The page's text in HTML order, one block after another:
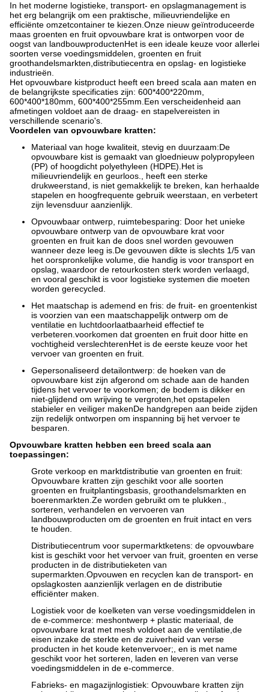
In het moderne logistieke, transport- en opslagmanagement is
het erg belangrijk om een praktische, milieuvriendelijke en
efficiënte omzetcontainer te kiezen.Onze nieuw geïntroduceerde
maas groenten en fruit opvouwbare krat is ontworpen voor de
oogst van landbouwproductenHet is een ideale keuze voor allerlei
soorten verse voedingsmiddelen, groenten en fruit
groothandelsmarkten,distributiecentra en opslag- en logistieke
industrieën.
Het opvouwbare kistproduct heeft een breed scala aan maten en
de belangrijkste specificaties zijn: 600*400*220mm,
600*400*180mm, 600*400*255mm.Een verscheidenheid aan
afmetingen voldoet aan de draag- en stapelvereisten in
verschillende scenario's.
Voordelen van opvouwbare kratten:
Materiaal van hoge kwaliteit, stevig en duurzaam:De
opvouwbare kist is gemaakt van gloednieuw polypropyleen
(PP) of hoogdicht polyethyleen (HDPE).Het is
milieuvriendelijk en geurloos., heeft een sterke
drukweerstand, is niet gemakkelijk te breken, kan herhaalde
stapelen en hoogfrequente gebruik weerstaan, en verbetert
zijn levensduur aanzienlijk.
Opvouwbaar ontwerp, ruimtebesparing: Door het unieke
opvouwbare ontwerp van de opvouwbare krat voor
groenten en fruit kan de doos snel worden gevouwen
wanneer deze leeg is.De gevouwen dikte is slechts 1/5 van
het oorspronkelijke volume, die handig is voor transport en
opslag, waardoor de retourkosten sterk worden verlaagd,
en vooral geschikt is voor logistieke systemen die moeten
worden gerecycled.
Het maatschap is ademend en fris: de fruit- en groentenkist
is voorzien van een maatschappelijk ontwerp om de
ventilatie en luchtdoorlaatbaarheid effectief te
verbeteren.voorkomen dat groenten en fruit door hitte en
vochtigheid verslechterenHet is de eerste keuze voor het
vervoer van groenten en fruit.
Gepersonaliseerd detailontwerp: de hoeken van de
opvouwbare kist zijn afgerond om schade aan de handen
tijdens het vervoer te voorkomen; de bodem is dikker en
niet-glijdend om wrijving te vergroten,het opstapelen
stabieler en veiliger makenDe handgrepen aan beide zijden
zijn redelijk ontworpen om inspanning bij het vervoer te
besparen.
Opvouwbare kratten hebben een breed scala aan
toepassingen:
Grote verkoop en marktdistributie van groenten en fruit:
Opvouwbare kratten zijn geschikt voor alle soorten
groenten en fruitplantingsbasis, groothandelsmarkten en
boerenmarkten.Ze worden gebruikt om te plukken.,
sorteren, verhandelen en vervoeren van
landbouwproducten om de groenten en fruit intact en vers
te houden.
Distributiecentrum voor supermarktketens: de opvouwbare
kist is geschikt voor het vervoer van fruit, groenten en verse
producten in de distributieketen van
supermarkten.Opvouwen en recyclen kan de transport- en
opslagkosten aanzienlijk verlagen en de distributie
efficiënter maken.
Logistiek voor de koelketen van verse voedingsmiddelen in
de e-commerce: meshontwerp + plastic materiaal, de
opvouwbare krat met mesh voldoet aan de ventilatie,de
eisen inzake de sterkte en de zuiverheid van verse
producten in het koude ketenvervoer;, en is met name
geschikt voor het sorteren, laden en leveren van verse
voedingsmiddelen in de e-commerce.
Fabrieks- en magazijnlogistiek: Opvouwbare kratten zijn